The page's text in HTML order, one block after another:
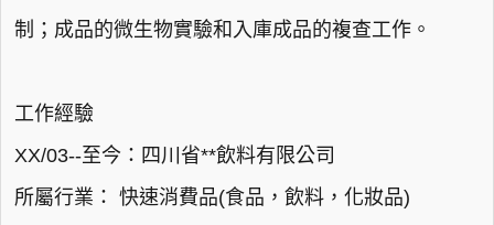
制；成品的微生物實驗和入庫成品的複查工作。
工作經驗
XX/03--至今：四川省**飲料有限公司
所屬行業： 快速消費品(食品，飲料，化妝品)